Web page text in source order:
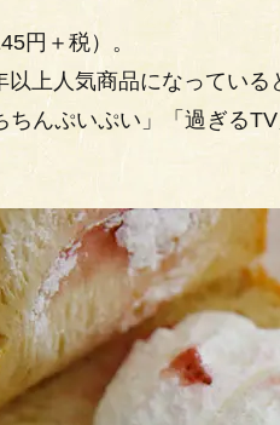
円＋税）。
以上人気商品になってい
ちんぷいぷい」「過ぎる